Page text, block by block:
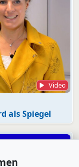
Video
als Spiegel